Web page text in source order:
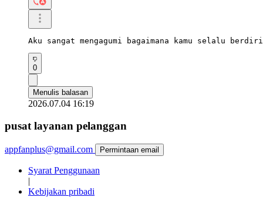
Aku sangat mengagumi bagaimana kamu selalu
0
Menulis balasan
2026.07.04 16:19
pusat layanan pelanggan
appfanplus@gmail.com Permintaan email
Syarat Penggunaan
|
Kebijakan pribadi